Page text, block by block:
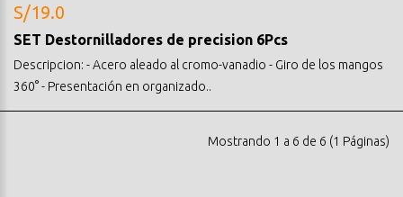
S/19.0
SET Destornilladores de precision 6Pcs
Descripcion: - Acero aleado al cromo-vanadio - Giro de los mangos
360° - Presentación en organizado..
Mostrando 1 a 6 de 6 (1 Páginas)